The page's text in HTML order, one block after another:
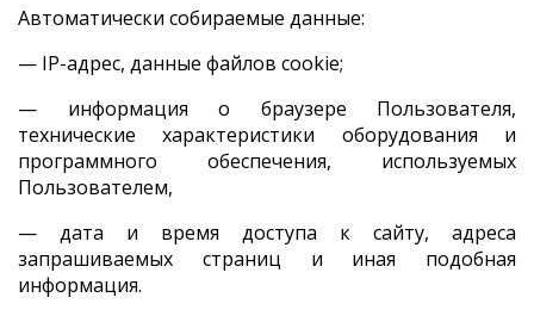
Автоматически собираемые данные:
— IP-адрес, данные файлов cookie;
— информация о браузере Пользователя,
технические характеристики оборудования и
программного обеспечения, используемых
Пользователем,
— дата и время доступа к сайту, адреса
запрашиваемых страниц и иная подобная
информация.